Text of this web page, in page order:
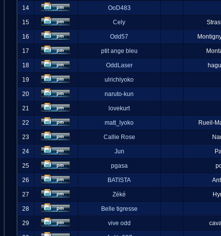
14 OoD483
15 Cely
16 Odd57
17 ptit ange bleu
18 OddLaser
19 ulrichlyoko
20 naruto-kun
21 lovekurt
22 matt_lyoko Rueil-
23 Callie Rose
24 Jun
25 pgasa
26 BATISTA
27 Zéké
28 Belle tigresse
29 vive odd